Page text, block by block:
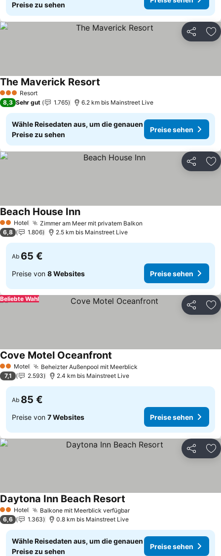
Preise zu sehen
Teilen
3 SterneResort
The Maverick Resort
8,3 Sehr gut 1.765 6.2 km bis Mainstreet Live
Wähle Reisedaten aus, um die genauen
Preise zu sehen
Preise sehen
Teilen
2 Sterne
Hotel Zimmer am Meer mit privatem Balkon
Beach House InnPreise sehen
6,8 1.806 2.5 km bis Mainstreet Live
Ab 65 €
Preise von 8 Websites Preise sehen
Teilen
Beliebte Wahl
2 SterneMotel Beheizter Außenpool mit Meerblick
Cove Motel Oceanfront
7,1 2.593 2.4 km bis Mainstreet Live
Ab 85 €
Preise von 7 Websites Preise sehen
Teilen
2 Sterne
Hotel Balkone mit Meerblick verfügbarPreise sehen
Daytona Inn Beach Resort
6,6 1.363 0.8 km bis Mainstreet Live
Wähle Reisedaten aus, um die genauen
Preise zu sehen
Preise sehen